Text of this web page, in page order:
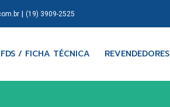
| (19) 3909-2525
/ FICHA TÉCNICA REVENDEDORES